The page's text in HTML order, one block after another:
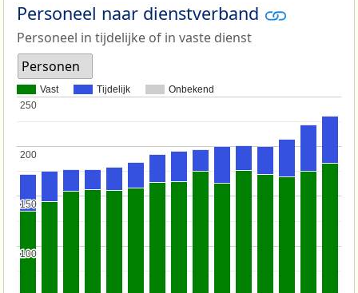
Personeel naar dienstverband
Personeel in tijdelijke of in vaste dienst
Personen
Vast Tijdelijk Onbekend
100
100
150
150
200
200
250
250